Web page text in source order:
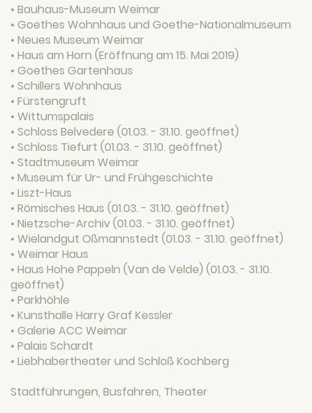
• Bauhaus-Museum Weimar
• Goethes Wohnhaus und Goethe-Nationalmuseum
• Neues Museum Weimar
• Haus am Horn (Eröffnung am 15. Mai 2019)
• Goethes Gartenhaus
• Schillers Wohnhaus
• Fürstengruft
• Wittumspalais
• Schloss Belvedere (01.03. - 31.10. geöffnet)
• Schloss Tiefurt (01.03. - 31.10. geöffnet)
• Stadtmuseum Weimar
• Museum für Ur- und Frühgeschichte
• Liszt-Haus
• Römisches Haus (01.03. - 31.10. geöffnet)
• Nietzsche-Archiv (01.03. - 31.10. geöffnet)
• Wielandgut Oßmannstedt (01.03. - 31.10. geöffnet)
• Weimar Haus
• Haus Hohe Pappeln (Van de Velde) (01.03. - 31.10.
geöffnet)
• Parkhöhle
• Kunsthalle Harry Graf Kessler
• Galerie ACC Weimar
• Palais Schardt
• Liebhabertheater und Schloß Kochberg
Stadtführungen, Busfahren, Theater